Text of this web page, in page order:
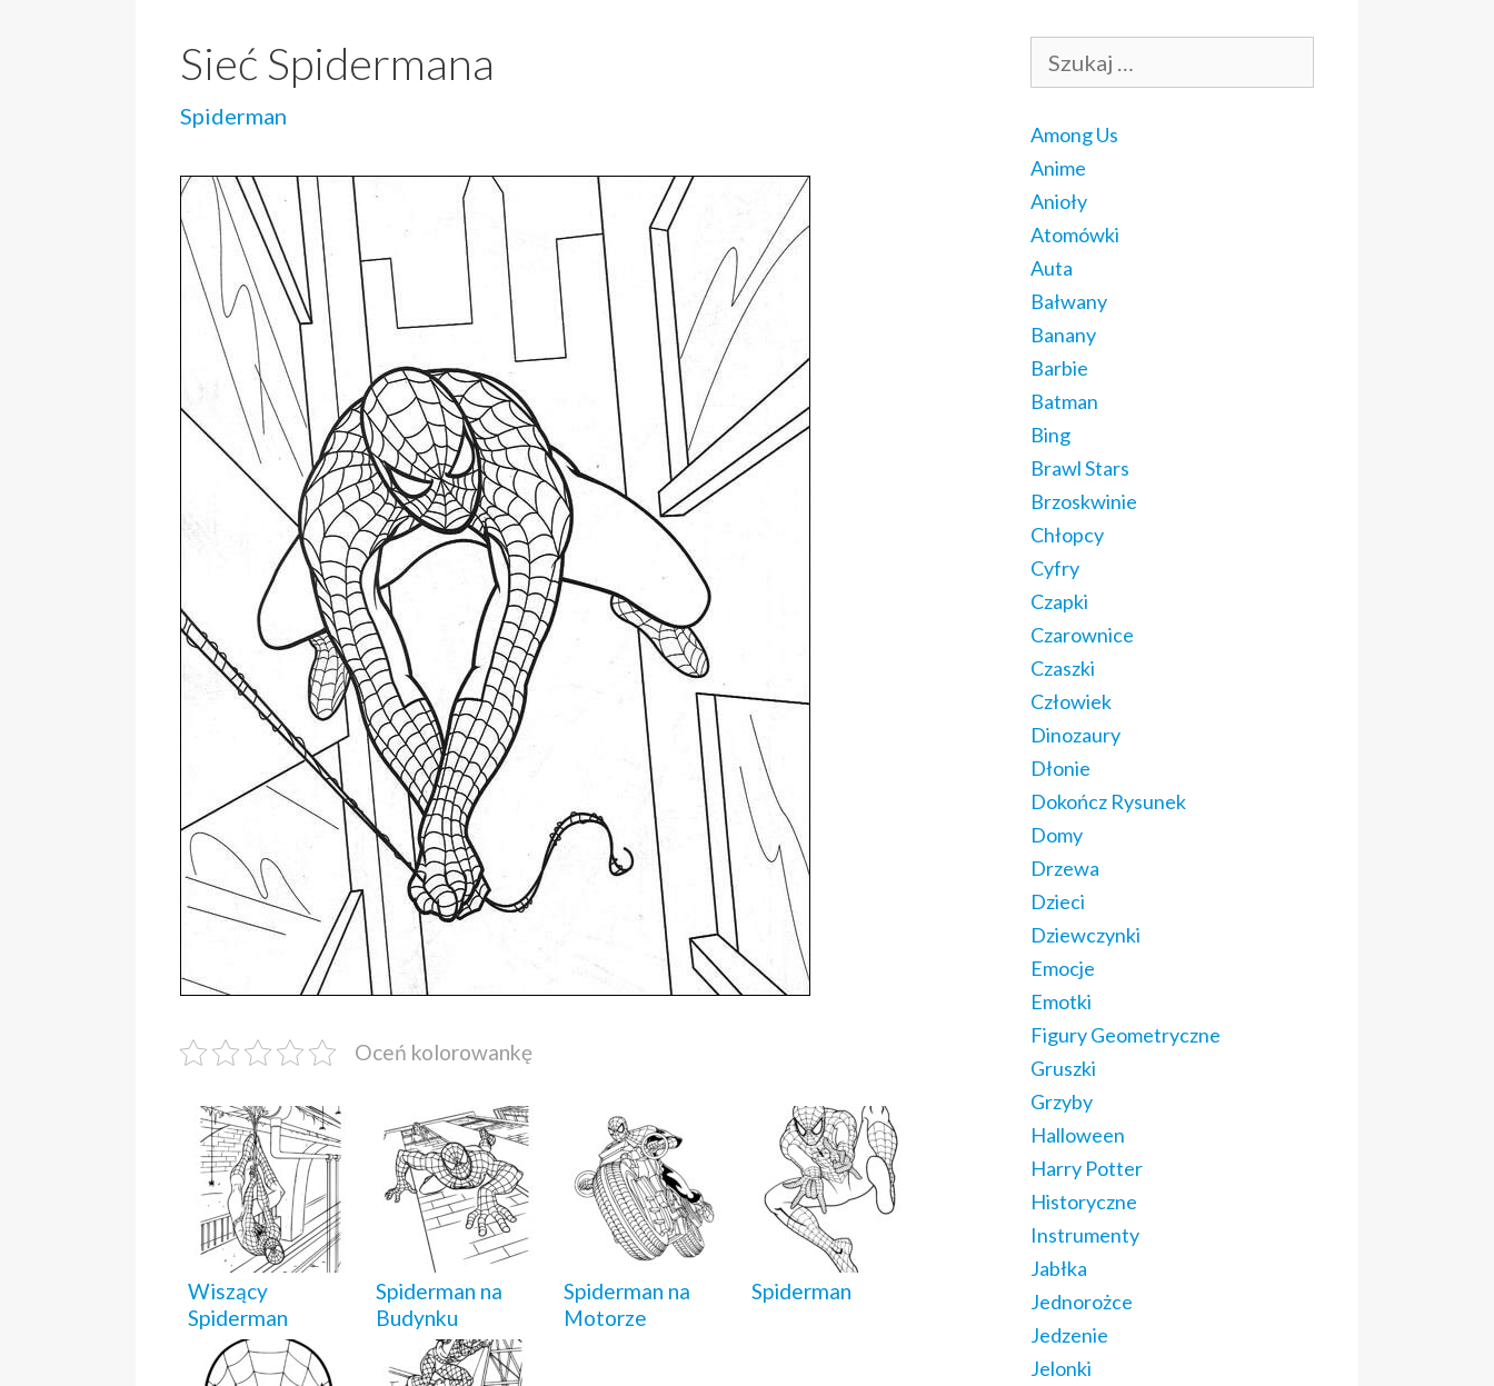
Sieć Spidermana
Spiderman
Oceń kolorowankę
Wiszący
Spiderman
Spiderman na
Budynku
Spiderman na
Motorze
Spiderman
Among Us
Anime
Anioły
Atomówki
Auta
Bałwany
Banany
Barbie
Batman
Bing
Brawl Stars
Brzoskwinie
Chłopcy
Cyfry
Czapki
Czarownice
Czaszki
Człowiek
Dinozaury
Dłonie
Dokończ Rysunek
Domy
Drzewa
Dzieci
Dziewczynki
Emocje
Emotki
Figury Geometryczne
Gruszki
Grzyby
Halloween
Harry Potter
Historyczne
Instrumenty
Jabłka
Jednorożce
Jedzenie
Jelonki